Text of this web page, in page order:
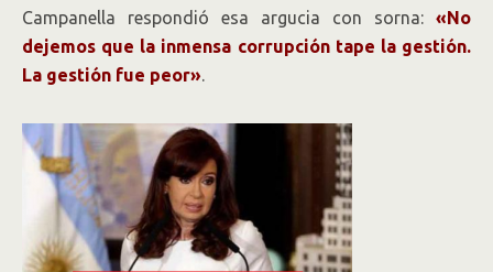
Campanella respondió esa argucia con sorna: «No
dejemos que la inmensa corrupción tape la gestión.
La gestión fue peor».